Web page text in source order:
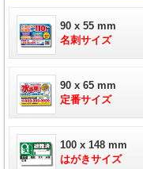
90 x 55 mm
名刺サイズ
90 x 65 mm
定番サイズ
100 x 148 mm
はがきサイズ